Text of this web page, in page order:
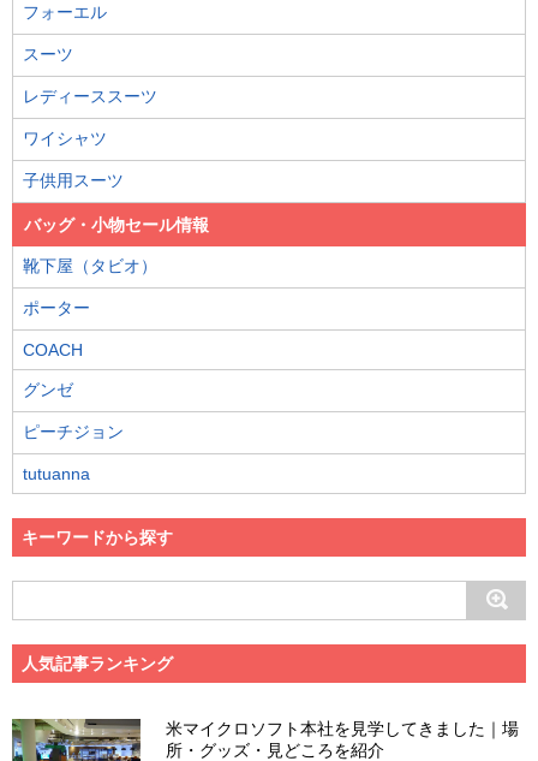
フォーエル
スーツ
レディーススーツ
ワイシャツ
子供用スーツ
バッグ・小物セール情報
靴下屋（タビオ）
ポーター
COACH
グンゼ
ピーチジョン
tutuanna
キーワードから探す
人気記事ランキング
米マイクロソフト本社を見学してきました｜場
所・グッズ・見どころを紹介